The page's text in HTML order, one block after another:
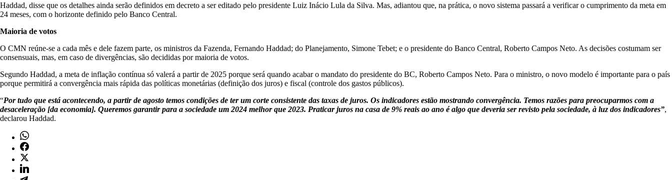
Haddad, disse que os detalhes ainda serão definidos em decreto a ser editado pelo presidente Luiz Inácio Lula da Silva. Mas, adiantou que, na prática, o novo sistema passará a verificar o cumprimento da meta em
24 meses, com o horizonte definido pelo Banco Central.
Maioria de votos
O CMN reúne-se a cada mês e dele fazem parte, os ministros da Fazenda, Fernando Haddad; do Planejamento, Simone Tebet; e o presidente do Banco Central, Roberto Campos Neto. As decisões costumam ser
consensuais, mas, em caso de divergências, são decididas por maioria de votos.
Segundo Haddad, a meta de inflação contínua só valerá a partir de 2025 porque será quando acabar o mandato do presidente do BC, Roberto Campos Neto. Para o ministro, o novo modelo é importante para o país
porque permitirá a convergência mais rápida das políticas monetárias (definição dos juros) e fiscal (controle dos gastos públicos).
“Por tudo que está acontecendo, a partir de agosto temos condições de ter um corte consistente das taxas de juros. Os indicadores estão mostrando convergência. Temos razões para preocuparmos com a
desaceleração [da economia]. Queremos garantir para a sociedade um 2024 melhor que 2023. Praticar juros na casa de 9% reais ao ano é algo que deveria ser revisto pela sociedade, à luz dos indicadores”,
declarou Haddad.